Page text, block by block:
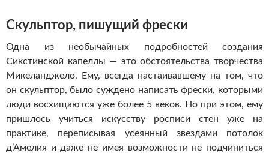
Скульптор, пишущий фрески
Одна из необычайных подробностей создания
Сикстинской капеллы — это обстоятельства творчества
Микеланджело. Ему, всегда настаивавшему на том, что
он скульптор, было суждено написать фрески, которыми
люди восхищаются уже более 5 веков. Но при этом, ему
пришлось учиться искусству росписи стен уже на
практике, переписывая усеянный звездами потолок
д’Амелия и даже не имея возможности не подчиниться